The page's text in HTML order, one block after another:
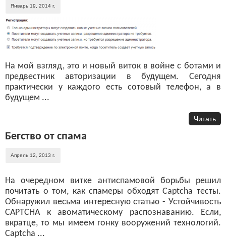
Январь 19, 2014 г.
На мой взгляд, это и новый виток в войне с ботами и
предвестник авторизации в будущем. Сегодня
практически у каждого есть сотовый телефон, а в
будущем ...
Читать
Бегство от спама
Апрель 12, 2013 г.
На очередном витке антиспамовой борьбы решил
почитать о том, как спамеры обходят Captcha тесты.
Обнаружил весьма интересную статью - Устойчивость
CAPTCHA к авоматическому распознаванию. Если,
вкратце, то мы имеем гонку вооружений технологий.
Captcha ...